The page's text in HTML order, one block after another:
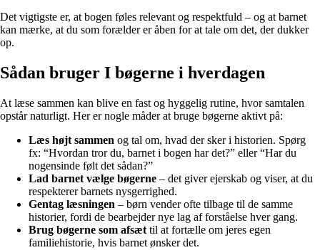
Det vigtigste er, at bogen føles relevant og respektfuld – og at barnet
kan mærke, at du som forælder er åben for at tale om det, der dukker
op.
Sådan bruger I bøgerne i hverdagen
At læse sammen kan blive en fast og hyggelig rutine, hvor samtalen
opstår naturligt. Her er nogle måder at bruge bøgerne aktivt på:
Læs højt sammen og tal om, hvad der sker i historien. Spørg
fx: “Hvordan tror du, barnet i bogen har det?” eller “Har du
nogensinde følt det sådan?”
Lad barnet vælge bøgerne – det giver ejerskab og viser, at du
respekterer barnets nysgerrighed.
Gentag læsningen – børn vender ofte tilbage til de samme
historier, fordi de bearbejder nye lag af forståelse hver gang.
Brug bøgerne som afsæt til at fortælle om jeres egen
familiehistorie, hvis barnet ønsker det.